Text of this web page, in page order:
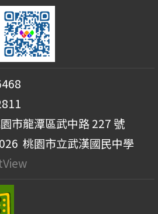
市龍潭區武中路 227 號
桃園市立武漢國民中學